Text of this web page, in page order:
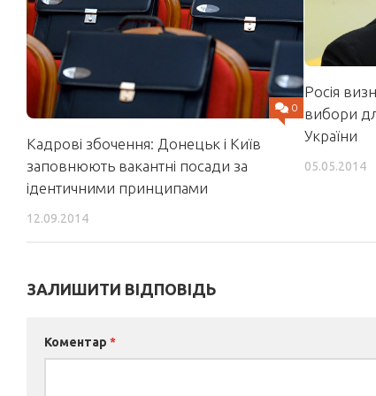
0
Кадрові збочення: Донецьк і Київ
заповнюють вакантні посади за
ідентичними принципами
12.09.2014
Росія
вибори
України
05.05.2014
ЗАЛИШИТИ ВІДПОВІДЬ
Коментар *